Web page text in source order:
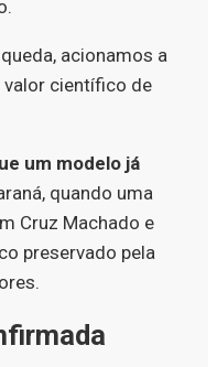
acionamos a
valor científico de
um modelo já
quando uma
Cruz Machado e
preservado pela